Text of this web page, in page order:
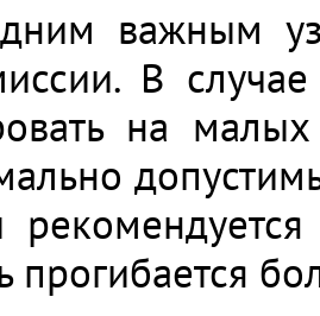
важным
В
на
прогибается